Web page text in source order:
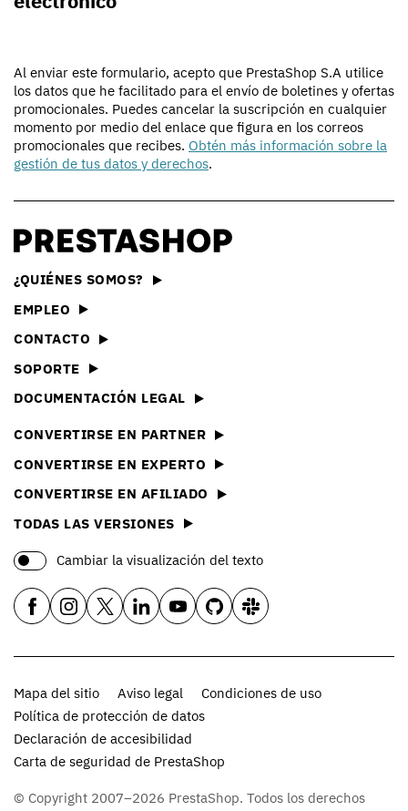
Al enviar este formulario, acepto que PrestaShop S.A utilice
los datos que he facilitado para el envío de boletines y ofertas
promocionales. Puedes cancelar la suscripción en cualquier
momento por medio del enlace que figura en los correos
promocionales que recibes. Obtén más información sobre la
gestión de tus datos y derechos.
¿QUIÉNES SOMOS?
EMPLEO
CONTACTO
SOPORTE
DOCUMENTACIÓN LEGAL
CONVERTIRSE EN PARTNER
CONVERTIRSE EN EXPERTO
CONVERTIRSE EN AFILIADO
TODAS LAS VERSIONES
Cambiar la visualización del texto
Mapa del sitio Aviso legal
Condiciones de uso
Política de protección de datos
Declaración de accesibilidad
Carta de seguridad de PrestaShop
© Copyright 2007–2026 PrestaShop. Todos los derechos